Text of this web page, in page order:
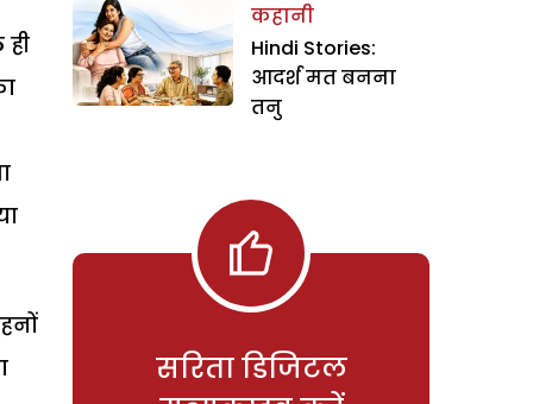
कहानी
Hindi Stories:
आदर्श मत बनना
तनु
सरिता डिजिटल